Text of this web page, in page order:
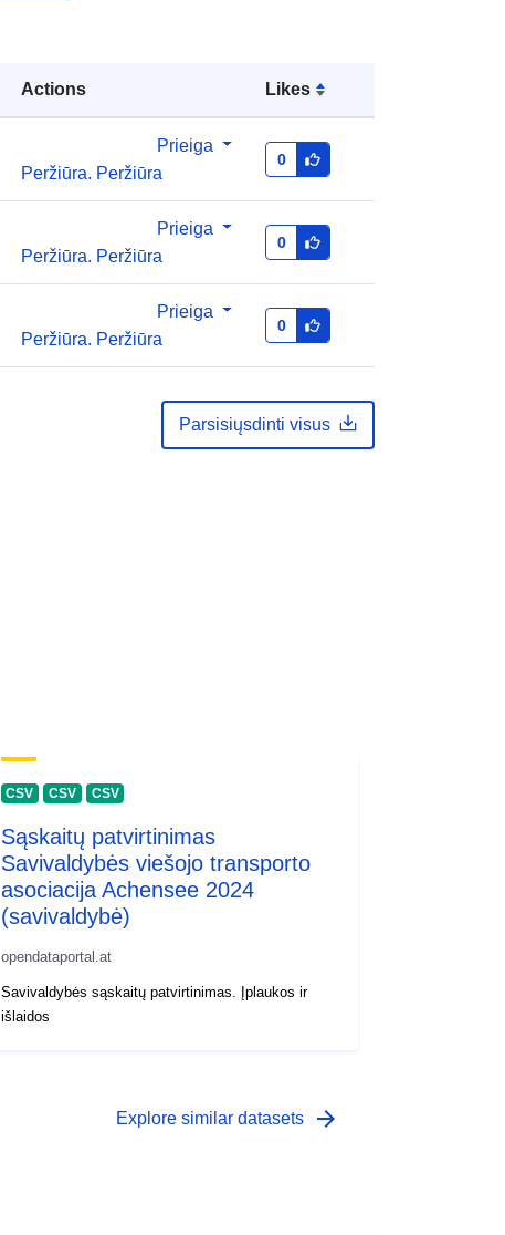
Actions Likes
Prieiga
Peržiūra. Peržiūra
0
Prieiga
Peržiūra. Peržiūra
0
Prieiga
Peržiūra. Peržiūra
0
Parsisiųsdinti visus
CSV CSV CSV
Sąskaitų patvirtinimas
Savivaldybės viešojo transporto
asociacija Achensee 2024
(savivaldybė)
opendataportal.at
Savivaldybės sąskaitų patvirtinimas. Įplaukos ir
išlaidos
Explore similar datasets arrow_forward